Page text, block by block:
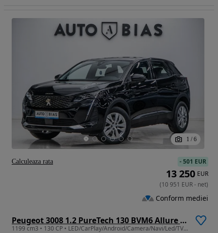
1 / 6
Peugeot 3008 1.2 PureTech 130 BVM6 Allure Pack
1199 cm3 • 130 CP • LED/CarPlay/Android/Camera/Navi/Led/TVA/Leasing - Rate FARA AVANS
-501 EUR
13 250 EUR
(10 951 EUR- net)
Conform mediei
Calculeaza rata